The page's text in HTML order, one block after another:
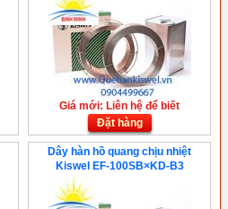
Giá mới: Liên hệ để biết
Đặt hàng
Dây hàn hồ quang chịu nhiệt
Kiswel EF-100SB×KD-B3